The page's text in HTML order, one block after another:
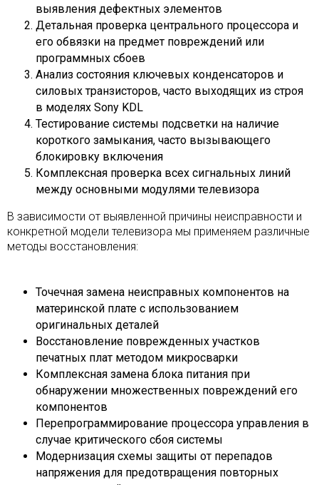
выявления дефектных элементов
Детальная проверка центрального процессора и
его обвязки на предмет повреждений или
программных сбоев
Анализ состояния ключевых конденсаторов и
силовых транзисторов, часто выходящих из строя
в моделях Sony KDL
Тестирование системы подсветки на наличие
короткого замыкания, часто вызывающего
блокировку включения
Комплексная проверка всех сигнальных линий
между основными модулями телевизора
В зависимости от выявленной причины неисправности и
конкретной модели телевизора мы применяем различные
методы восстановления:
Точечная замена неисправных компонентов на
материнской плате с использованием
оригинальных деталей
Восстановление поврежденных участков
печатных плат методом микросварки
Комплексная замена блока питания при
обнаружении множественных повреждений его
компонентов
Перепрограммирование процессора управления в
случае критического сбоя системы
Модернизация схемы защиты от перепадов
напряжения для предотвращения повторных